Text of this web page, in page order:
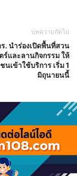
บทความถัดไป
. นำร่องเปิดพื้นที่สวน
ร์และลานกิจกรรม ให้
นเข้าใช้บริการ เริ่ม 1
มิถุนายนนี้